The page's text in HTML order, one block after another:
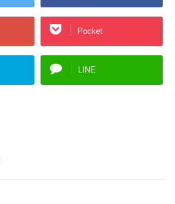
Pocket
LINE